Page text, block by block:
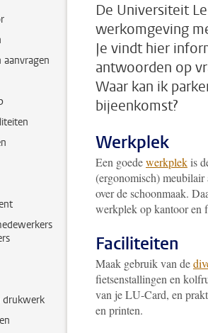
drukwerk
De Universiteit
werkomgeving
Je vindt hier
antwoorden op
Waar kan ik
bijeenkomst?
Werkplek
Een goedewerkplekis
(ergonomisch)
over de schoonmaak.
werkplek op kantoor en
Faciliteiten
Maak gebruik van de
fietsenstallingen en
van je LU-Card, en
en printen.